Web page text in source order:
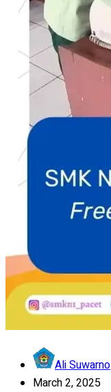
Ali Suwarno
March 2, 2025